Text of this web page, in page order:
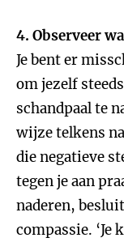
4. Observeer
Je bent er
om jezelf
schandpaal te
wijze telkens
die negatieve
tegen je aan
naderen,
compassie. ‘Je